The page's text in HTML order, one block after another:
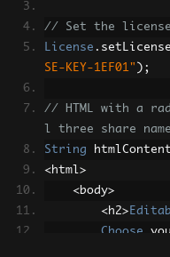
// Set the license
License .
SE-KEY-1EF01" );
// HTML with a
l three share
String
<html>
<body>
<h2>
Choose